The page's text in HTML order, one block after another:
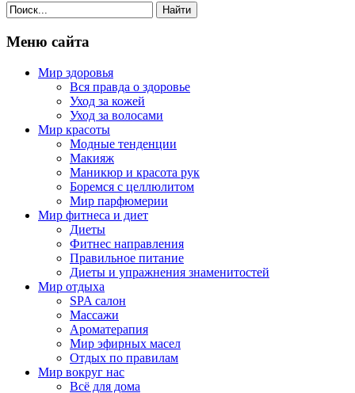
Найти
Меню сайта
Мир здоровья
Вся правда о здоровье
Уход за кожей
Уход за волосами
Мир красоты
Модные тенденции
Макияж
Маникюр и красота рук
Боремся с целлюлитом
Мир парфюмерии
Мир фитнеса и диет
Диеты
Фитнес направления
Правильное питание
Диеты и упражнения знаменитостей
Мир отдыха
SPA салон
Массажи
Ароматерапия
Мир эфирных масел
Отдых по правилам
Мир вокруг нас
Всё для дома